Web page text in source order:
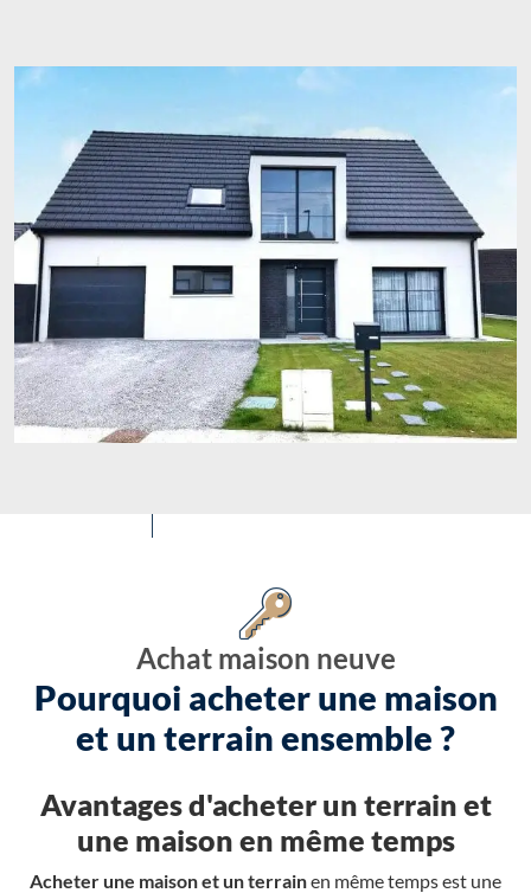
Achat maison neuve
Pourquoi acheter une maison
et un terrain ensemble ?
Avantages d'acheter un terrain et
une maison en même temps
Acheter une maison et un terrainen même temps est une